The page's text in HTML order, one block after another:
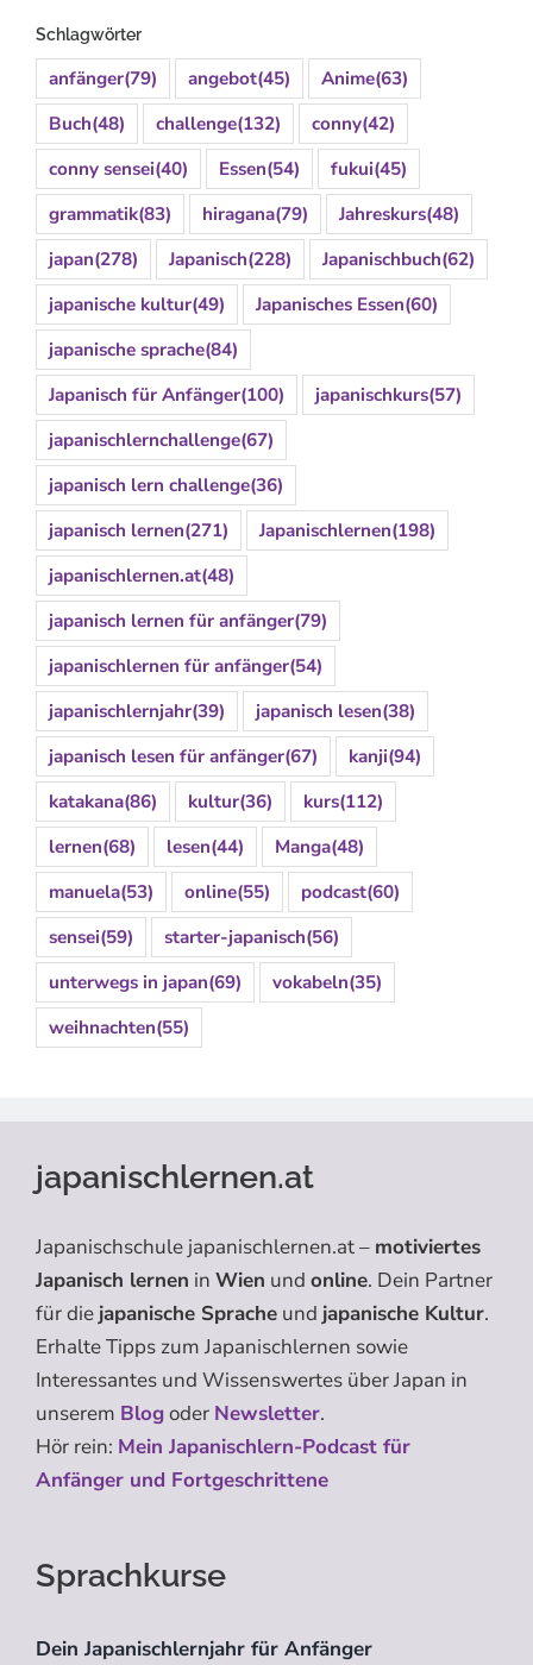
Schlagwörter
anfänger(79) angebot(45) Anime(63)
Buch(48) challenge(132) conny(42)
conny sensei(40) Essen(54) fukui(45)
grammatik(83) hiragana(79) Jahreskurs(48)
japan(278) Japanisch(228) Japanischbuch(62)
japanische kultur(49) Japanisches Essen(60)
japanische sprache(84)
Japanisch für Anfänger(100) japanischkurs(57)
japanischlernchallenge(67)
japanisch lern challenge(36)
japanisch lernen(271) Japanischlernen(198)
japanischlernen.at(48)
japanisch lernen für anfänger(79)
japanischlernen für anfänger(54)
japanischlernjahr(39) japanisch lesen(38)
japanisch lesen für anfänger(67) kanji(94)
katakana(86) kultur(36) kurs(112)
lernen(68) lesen(44) Manga(48)
manuela(53) online(55) podcast(60)
sensei(59) starter-japanisch(56)
unterwegs in japan(69) vokabeln(35)
weihnachten(55)
japanischlernen.at
Japanischschule japanischlernen.at – motiviertes
Japanisch lernen in Wien und online. Dein Partner
für die japanische Sprache und japanische Kultur.
Erhalte Tipps zum Japanischlernen sowie
Interessantes und Wissenswertes über Japan in
unserem Blogoder Newsletter.
Hör rein: Mein Japanischlern-Podcast für
Anfänger und Fortgeschrittene
Sprachkurse
Dein Japanischlernjahr für Anfänger